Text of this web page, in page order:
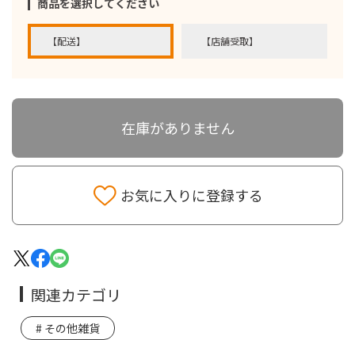
商品を選択してください
【配送】 【店舗受取】
お気に入りに登録する
在庫がありません
関連カテゴリ
その他雑貨